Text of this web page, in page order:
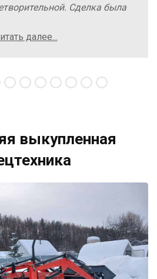
Сделка была
компанию Excavator
спецтехнику.
далее...
выкупленная